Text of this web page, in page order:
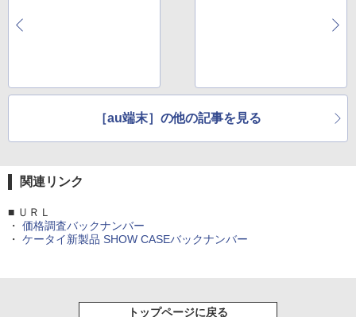
［au端末］の他の記事を見る
関連リンク
■ ＵＲＬ
・ 価格調査バックナンバー
・ ケータイ新製品 SHOW CASEバックナンバー
トップページに戻る